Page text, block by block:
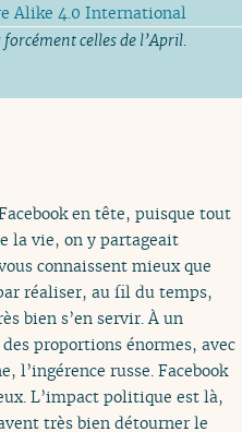
Alike 4.0 International
celles de l’April.
en tête, puisque tout
la vie, on y partageait
connaissent mieux que
réaliser, au fil du temps,
bien s’en servir. À un
proportions énormes, avec
l’ingérence russe. Facebook
L’impact politique est là,
très bien détourner le